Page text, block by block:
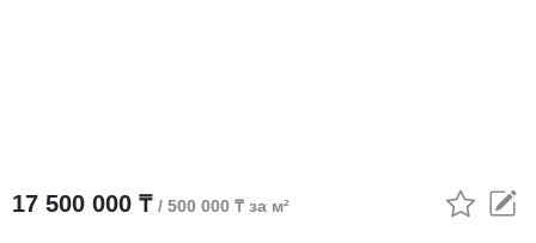
17 500 000 ₸ / 500 000 ₸ за м²